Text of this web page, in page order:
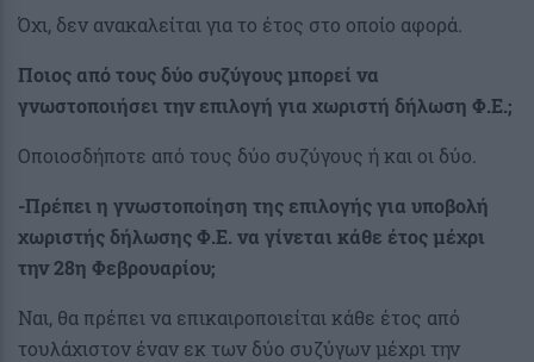
Όχι, δεν ανακαλείται για το έτος στο οποίο αφορά.
Ποιος από τους δύο συζύγους μπορεί να
γνωστοποιήσει την επιλογή για χωριστή δήλωση Φ.Ε.;
Οποιοσδήποτε από τους δύο συζύγους ή και οι δύο.
-Πρέπει η γνωστοποίηση της επιλογής για υποβολή
χωριστής δήλωσης Φ.Ε. να γίνεται κάθε έτος μέχρι
την 28η Φεβρουαρίου;
Ναι, θα πρέπει να επικαιροποιείται κάθε έτος από
τουλάχιστον έναν εκ των δύο συζύγων μέχρι την